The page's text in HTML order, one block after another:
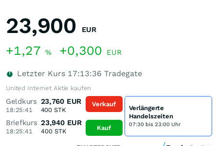
23,900 EUR
+1,27 % +0,300 EUR
Letzter Kurs 17:13:36 Tradegate
United Internet Aktie kaufen
Geldkurs
18:25:41
23,760 EUR
400 STK
Briefkurs
18:25:41
23,940 EUR
400STK
Verkauf
Kauf
Verlängerte
Handelszeiten
07:30 bis 23:00 Uhr